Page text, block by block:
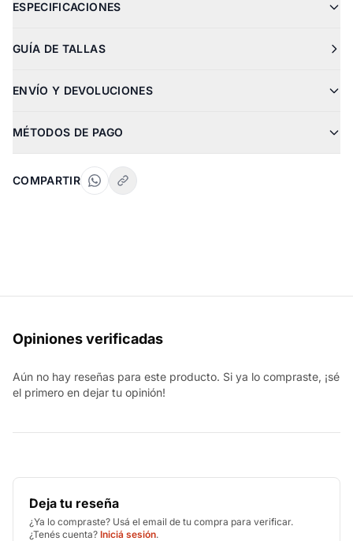
ESPECIFICACIONES
GUÍA DE TALLAS
ENVÍO Y DEVOLUCIONES
MÉTODOS DE PAGO
COMPARTIR
Opiniones verificadas
Aún no hay reseñas para este producto. Si ya lo compraste, ¡sé
el primero en dejar tu opinión!
Deja tu reseña
¿Ya lo compraste? Usá el email de tu compra para verificar.
¿Tenés cuenta? Iniciá sesión.